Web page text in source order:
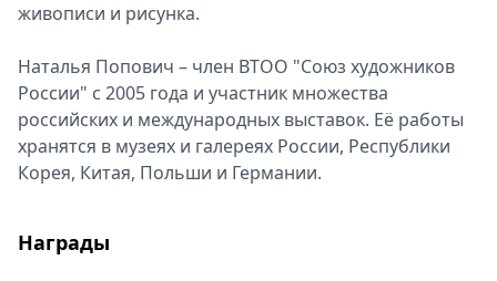
живописи и рисунка.
Наталья Попович – член ВТОО "Союз художников
России" с 2005 года и участник множества
российских и международных выставок. Её работы
хранятся в музеях и галереях России, Республики
Корея, Китая, Польши и Германии.
Награды